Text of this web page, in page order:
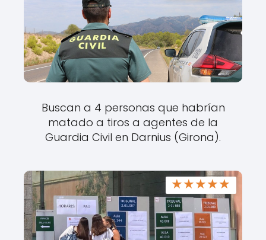
Buscan a 4 personas que habrían
matado a tiros a agentes de la
Guardia Civil en Darnius (Girona).
★★★★★